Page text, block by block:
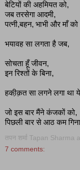
बेटियों की अहमियत को,
जब तरसेगा आदमी,
पत्नी,बहन, भाभी और माँ
भयावह सा लगता है जब,
सोचता हूँ जीवन,
इन रिश्तों के बिना,
हकी़क़त सा लगने लगा था ये
जो इस बार मैंने कंजकों को,
पिछली बार से आठ कम
तपन शर्मा Tapan Sharma
7 comments: